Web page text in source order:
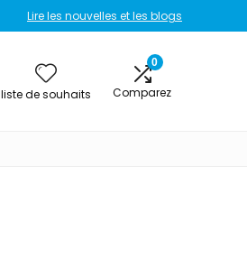
Lire les nouvelles et les blogs
liste de souhaits
0
Comparez